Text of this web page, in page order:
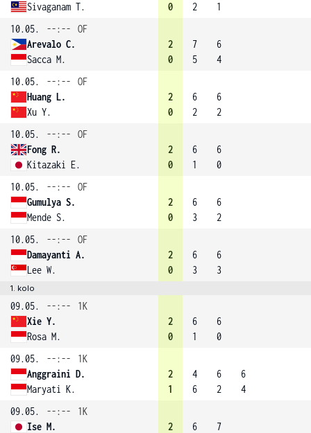
Sivaganam T.
0
2
1
10.05.
--:--
OF
Arevalo C.
Sacca M.
2
0
7
5
6
4
10.05.
--:--
OF
Huang L.
Xu Y.
2
0
6
2
6
2
10.05.
--:--
OF
Fong R.
Kitazaki E.
2
0
6
1
6
0
10.05.
--:--
OF
Gumulya S.
Mende S.
2
0
6
3
6
2
10.05.
--:--
OF
Damayanti A.
Lee W.
2
0
6
3
6
3
1. kolo
09.05. --:--
1K
Xie Y.
Rosa M.
2
0
6
1
6
0
09.05.
--:--
1K
Anggraini D.
Maryati K.
2
1
4
6
6
2
6
4
09.05.
--:--
1K
Ise M.
2
6
7